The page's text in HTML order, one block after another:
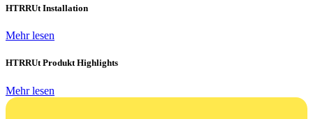
HTRRUt Installation
Mehr lesen
HTRRUt Produkt Highlights
Mehr lesen